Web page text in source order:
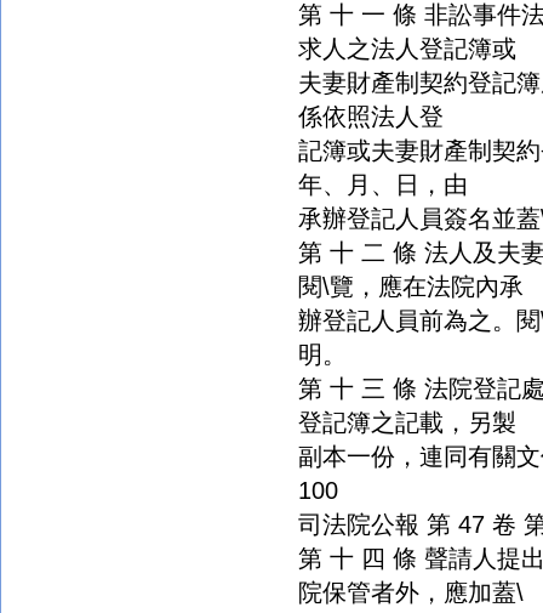
第 十 一 條 非訟事件
求人之法人登記簿或
夫妻財產制契約登記
係依照法人登
記簿或夫妻財產制契
年、月、日，由
承辦登記人員簽名並
第 十 二 條 法人及夫
閱\覽，應在法院內承
辦登記人員前為之。
明。
第 十 三 條 法院登記
登記簿之記載，另製
副本一份，連同有關
100
司法院公報 第 47 卷
第 十 四 條 聲請人提
院保管者外，應加蓋\